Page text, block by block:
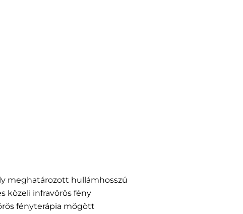
meghatározott hullámhosszú
közeli infravörös fény
fényterápia mögött